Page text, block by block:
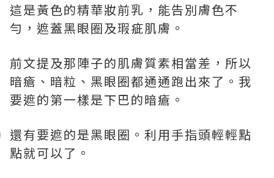
這是黃色的精華妝前乳，能告別膚色不
勻，遮蓋黑眼圈及瑕疵肌膚。
前文提及那陣子的肌膚質素相當差，所以
暗瘡、暗粒、黑眼圈都通通跑出來了。我
要遮的第一樣是下巴的暗瘡。
還有要遮的是黑眼圈。利用手指頭輕輕點
點就可以了。